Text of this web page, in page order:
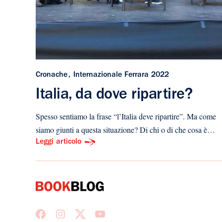
Cronache Internazionale Ferrara 2022
Italia, da dove ripartire?
Spesso sentiamo la frase “l’Italia deve ripartire”. Ma come
siamo giunti a questa situazione? Di chi o di che cosa è…
Leggi articolo
FacebookInstagram